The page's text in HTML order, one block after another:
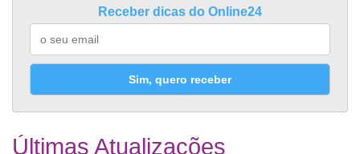
Receber dicas do Online24
Sim, quero receber
Últimas Atualizações